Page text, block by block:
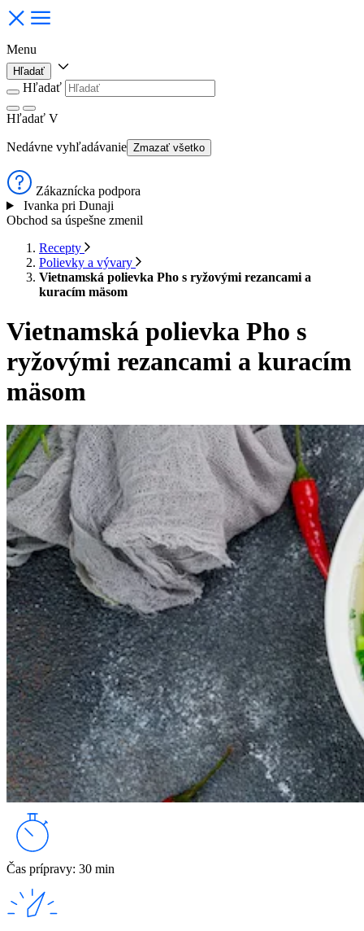
Menu
Hľadať
Hľadať
Hľadať V
Nedávne vyhľadávanie Zmazať všetko
Zákaznícka podpora
Ivanka pri Dunaji
Obchod sa úspešne zmenil
Recepty
Polievky a vývary
Vietnamská polievka Pho s ryžovými rezancami a
kuracím mäsom
Vietnamská polievka Pho s
ryžovými rezancami a kuracím
mäsom
Čas prípravy: 30 min